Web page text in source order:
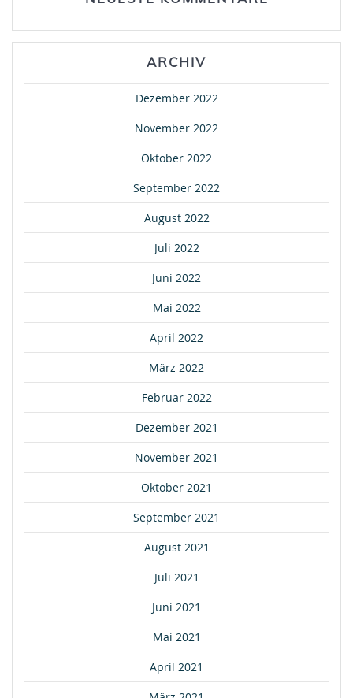
ARCHIV
Dezember 2022
November 2022
Oktober 2022
September 2022
August 2022
Juli 2022
Juni 2022
Mai 2022
April 2022
März 2022
Februar 2022
Dezember 2021
November 2021
Oktober 2021
September 2021
August 2021
Juli 2021
Juni 2021
Mai 2021
April 2021